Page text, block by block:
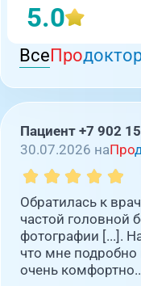
5.0
ВсеПро
Пациент +7 902
30.07.2026 наПро
Обратилась к
частой головной
фотографии [...].
что мне
очень